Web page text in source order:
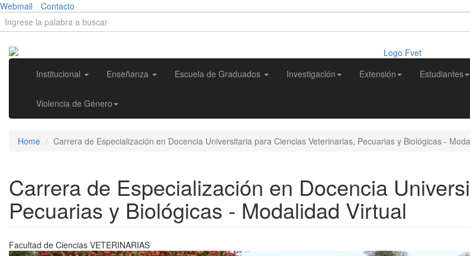
Skip to main content
Webmail Contacto
form
Institucional Enseñanza Escuela de Graduados Investigación Extensión Estudiantes
Violencia de Género
Home Carrera de Especialización en Docencia Universitaria para Ciencias Veterinarias, Pecuarias y Biológicas -
Carrera de Especialización en Docencia
Pecuarias y Biológicas - Modalidad Virtual
Facultad de Ciencias VETERINARIAS